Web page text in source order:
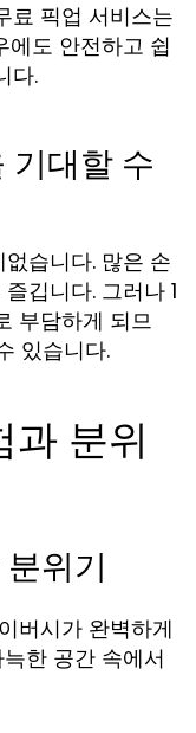
료 픽업 서비스는
에도 안전하고 쉽
다.
기대할 수
습니다. 많은 손
깁니다. 그러나 1
부담하게 되므
있습니다.
과 분위
위기
버시가 완벽하게
한 공간 속에서